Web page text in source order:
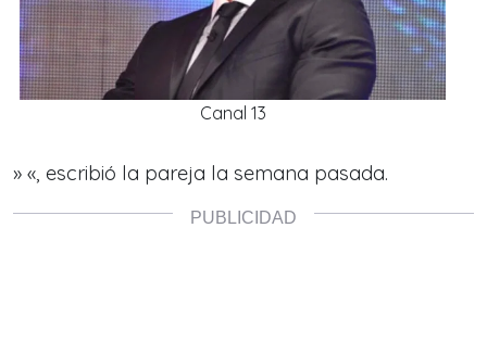
Canal 13
» «, escribió la pareja la semana pasada.